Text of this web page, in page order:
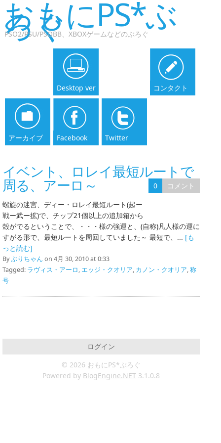
おもにPS*ぶ
ろぐ
PSO2/PSU/PSOBB、XBOXゲームなどのぶろぐ
Desktop ver コンタクト
アーカイブ Facebook Twitter
イベント、ロレイ最短ルートで
周る、アーロ～ 0
コメント
螺旋の迷宮、ディー・ロレイ最短ルート(起ー
戦ー武ー拡)で、チップ21個以上の追加箱から
殻がでるということで、・・・様の強運と、(自称)凡人様の運に
すがる形で、最短ルートを周回していました～ 最短で、... [も
っと読む]
Byぶりちゃん on 4月 30, 2010 at 0:33
Tagged: ラヴィス・アーロ, エッジ・クオリア, カノン・クオリア,称
号
ログイン
© 2026 おもにPS*ぶろぐ
Powered by BlogEngine.NET 3.1.0.8